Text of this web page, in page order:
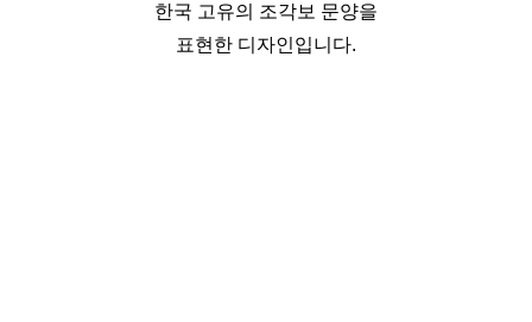
한국 고유의 조각보 문양을
표현한 디자인입니다.